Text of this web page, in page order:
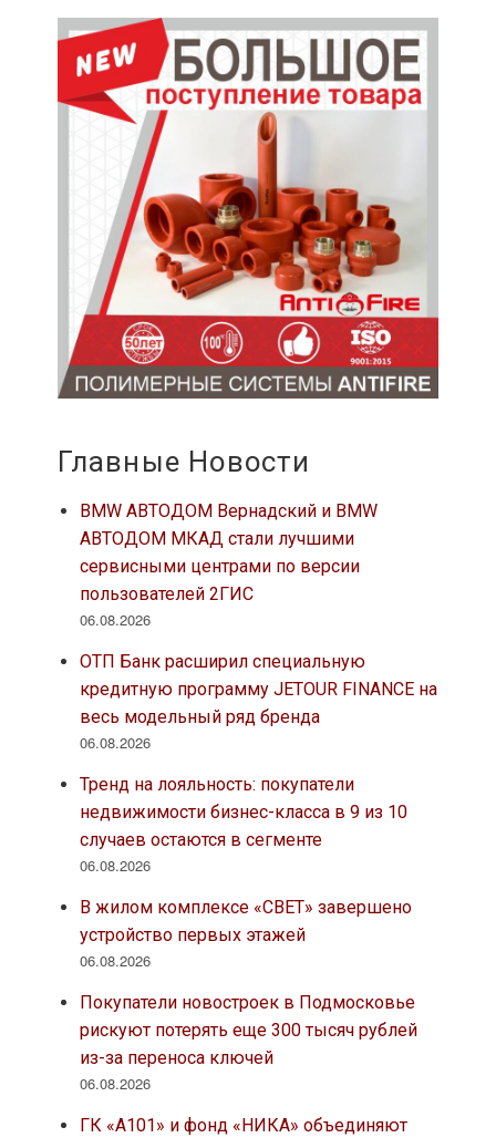
Главные Новости
BMW АВТОДОМ Вернадский и BMW
АВТОДОМ МКАД стали лучшими
сервисными центрами по версии
пользователей 2ГИС
06.08.2026
ОТП Банк расширил специальную
кредитную программу JETOUR FINANCE на
весь модельный ряд бренда
06.08.2026
Тренд на лояльность: покупатели
недвижимости бизнес-класса в 9 из 10
случаев остаются в сегменте
06.08.2026
В жилом комплексе «СВЕТ» завершено
устройство первых этажей
06.08.2026
Покупатели новостроек в Подмосковье
рискуют потерять еще 300 тысяч рублей
из-за переноса ключей
06.08.2026
ГК «А101» и фонд «НИКА» объединяют